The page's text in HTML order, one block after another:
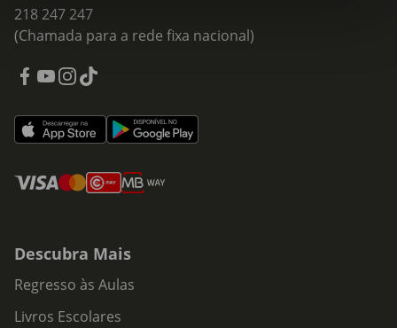
218 247 247
(Chamada para a rede fixa nacional)
Descubra Mais
Regresso às Aulas
Livros Escolares